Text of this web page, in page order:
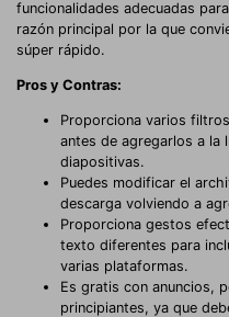
funcionalidades adecuadas
razón principal por la que
súper rápido.
Pros y Contras:
Proporciona varios
antes de agregarlos a la
diapositivas.
Puedes modificar el
descarga volviendo a
Proporciona gestos
texto diferentes para
varias plataformas.
Es gratis con anuncios,
principiantes, ya que